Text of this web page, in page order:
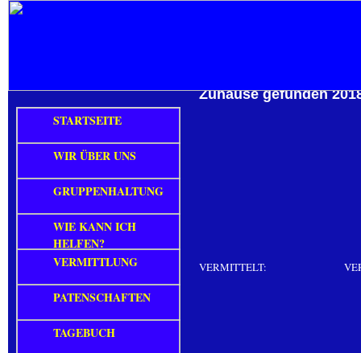
Zuhause gefunden
VERMITTELT:
STARTSEITE
WIR ÜBER UNS
GRUPPENHALTUNG
WIE KANN ICH
HELFEN?
VERMITTLUNG
PATENSCHAFTEN
TAGEBUCH